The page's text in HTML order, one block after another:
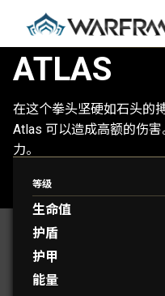
ATLAS
在这个拳头坚硬如石头的
Atlas 可以造成高额的伤
力。
等级
生命值
护盾
护甲
能量